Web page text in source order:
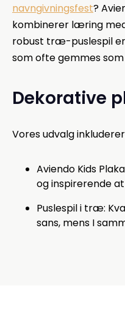
navngivningsfest?
kombinerer læring
robust træ-puslespil
som ofte gemmes
Dekorative
Vores udvalg
Aviendo Kids
og inspirerende
Puslespil i træ:
sans, mens I